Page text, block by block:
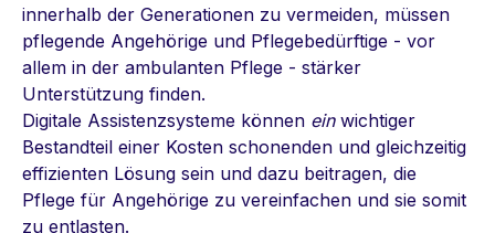
innerhalb der Generationen zu vermeiden, müssen
pflegende Angehörige und Pflegebedürftige - vor
allem in der ambulanten Pflege - stärker
Unterstützung finden.
Digitale Assistenzsysteme können einwichtiger
Bestandteil einer Kosten schonenden und gleichzeitig
effizienten Lösung sein und dazu beitragen, die
Pflege für Angehörige zu vereinfachen und sie somit
zu entlasten.